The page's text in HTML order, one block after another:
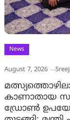
News
August 7, 2026
കാണാതായ
ഡ്രോണ്‍